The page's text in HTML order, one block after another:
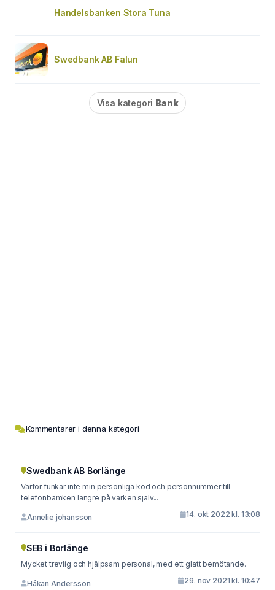
Handelsbanken Stora Tuna
Swedbank AB Falun
Visa kategori Bank
Kommentarer i denna kategori
Swedbank AB Borlänge
Varför funkar inte min personliga kod och personnummer till
telefonbamken längre på varken själv...
Annelie johansson 14. okt 2022 kl. 13:08
SEB i Borlänge
Mycket trevlig och hjälpsam personal, med ett glatt bemötande.
Håkan Andersson 29. nov 2021 kl. 10:47